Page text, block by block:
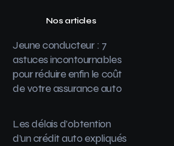
Nos articles
Jeune conducteur : 7
astuces incontournables
pour réduire enfin le coût
de votre assurance auto
Les délais d’obtention
d’un crédit auto expliqués